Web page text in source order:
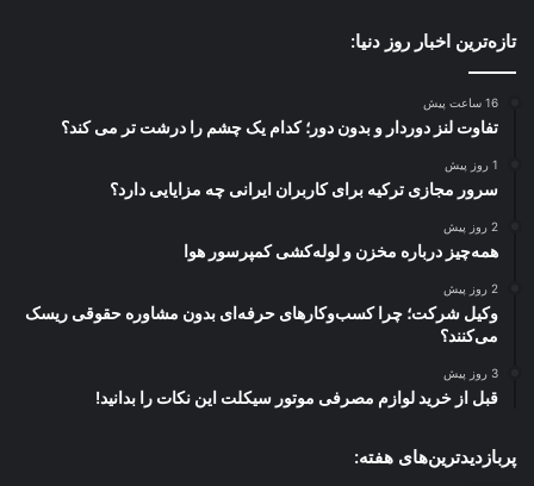
تازه‌ترین اخبار روز دنیا:
16 ساعت پیش
تفاوت لنز دوردار و بدون دور؛ کدام یک چشم را درشت تر می کند؟
1 روز پیش
سرور مجازی ترکیه برای کاربران ایرانی چه مزایایی دارد؟
2 روز پیش
همه‌چیز درباره مخزن و لوله‌کشی کمپرسور هوا
2 روز پیش
وکیل شرکت؛ چرا کسب‌وکارهای حرفه‌ای بدون مشاوره حقوقی ریسک
می‌کنند؟
3 روز پیش
قبل از خرید لوازم مصرفی موتور سیکلت این نکات را بدانید!
پربازدیدترین‌های هفته: